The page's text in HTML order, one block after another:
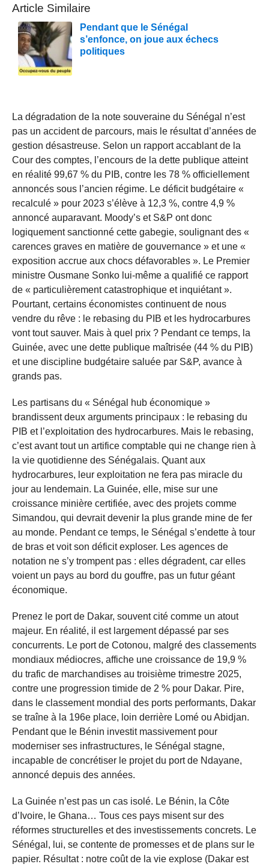
Article Similaire
Pendant que le Sénégal
s’enfonce, on joue aux échecs
politiques
La dégradation de la note souveraine du Sénégal n’est
pas un accident de parcours, mais le résultat d’années de
gestion désastreuse. Selon un rapport accablant de la
Cour des comptes, l’encours de la dette publique atteint
en réalité 99,67 % du PIB, contre les 78 % officiellement
annoncés sous l’ancien régime. Le déficit budgétaire «
recalculé » pour 2023 s’élève à 12,3 %, contre 4,9 %
annoncé auparavant. Moody’s et S&P ont donc
logiquement sanctionné cette gabegie, soulignant des «
carences graves en matière de gouvernance » et une «
exposition accrue aux chocs défavorables ». Le Premier
ministre Ousmane Sonko lui-même a qualifié ce rapport
de « particulièrement catastrophique et inquiétant ».
Pourtant, certains économistes continuent de nous
vendre du rêve : le rebasing du PIB et les hydrocarbures
vont tout sauver. Mais à quel prix ? Pendant ce temps, la
Guinée, avec une dette publique maîtrisée (44 % du PIB)
et une discipline budgétaire saluée par S&P, avance à
grands pas.
Les partisans du « Sénégal hub économique »
brandissent deux arguments principaux : le rebasing du
PIB et l’exploitation des hydrocarbures. Mais le rebasing,
c’est avant tout un artifice comptable qui ne change rien à
la vie quotidienne des Sénégalais. Quant aux
hydrocarbures, leur exploitation ne fera pas miracle du
jour au lendemain. La Guinée, elle, mise sur une
croissance minière certifiée, avec des projets comme
Simandou, qui devrait devenir la plus grande mine de fer
au monde. Pendant ce temps, le Sénégal s’endette à tour
de bras et voit son déficit exploser. Les agences de
notation ne s’y trompent pas : elles dégradent, car elles
voient un pays au bord du gouffre, pas un futur géant
économique.
Prenez le port de Dakar, souvent cité comme un atout
majeur. En réalité, il est largement dépassé par ses
concurrents. Le port de Cotonou, malgré des classements
mondiaux médiocres, affiche une croissance de 19,9 %
du trafic de marchandises au troisième trimestre 2025,
contre une progression timide de 2 % pour Dakar. Pire,
dans le classement mondial des ports performants, Dakar
se traîne à la 196e place, loin derrière Lomé ou Abidjan.
Pendant que le Bénin investit massivement pour
moderniser ses infrastructures, le Sénégal stagne,
incapable de concrétiser le projet du port de Ndayane,
annoncé depuis des années.
La Guinée n’est pas un cas isolé. Le Bénin, la Côte
d’Ivoire, le Ghana… Tous ces pays misent sur des
réformes structurelles et des investissements concrets. Le
Sénégal, lui, se contente de promesses et de plans sur le
papier. Résultat : notre coût de la vie explose (Dakar est